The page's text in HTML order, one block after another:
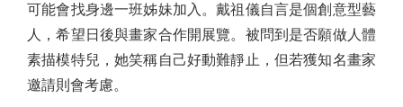
可能會找身邊一班姊妹加入。戴祖儀自言是個創意型藝
人，希望日後與畫家合作開展覽。被問到是否願做人體
素描模特兒，她笑稱自己好動難靜止，但若獲知名畫家
邀請則會考慮。